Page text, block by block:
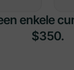
enkele
$350.